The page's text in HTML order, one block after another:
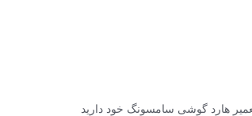
هارد گوشی سامسونگ خود دارید